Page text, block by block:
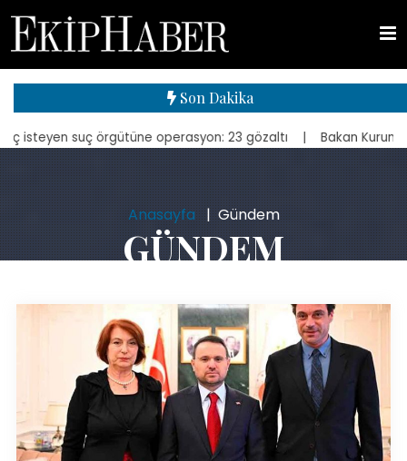
Son Dakika
örgütüne operasyon: 23 gözaltı | Bakan Kurum, yeniden inşa
GÜNDEM
Anasayfa Gündem